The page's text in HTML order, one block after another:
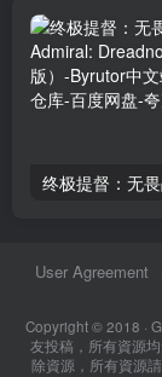
User Agreement
Copyright © 2018 ·
友投稿，所有資源
除資源，所有資源